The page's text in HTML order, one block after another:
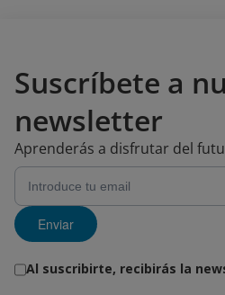
Suscríbete a
newsletter
Aprenderás a disfrutar del
Enviar
Al suscribirte, recibirás la